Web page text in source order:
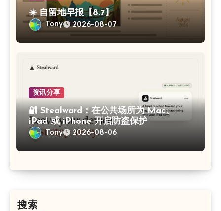
☀️ 自留地早报【8.7】
Tony 2026-08-07
资讯分享
🔐 Stealward：在公共场所为 Mac、
iPad 或 iPhone 开启防盗保护
Tony 2026-08-06
搜索